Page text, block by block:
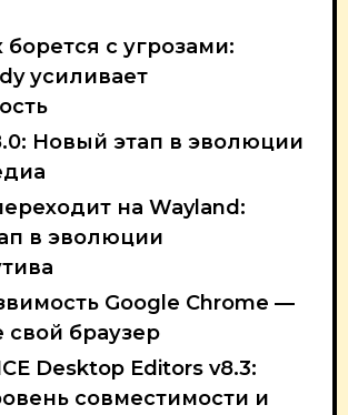
борется с угрозами:
усиливает
Новый этап в эволюции
на Wayland:
в эволюции
Google Chrome —
свой браузер
Desktop Editors v8.3:
совместимости и